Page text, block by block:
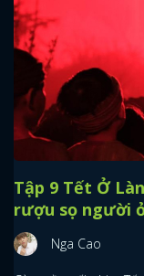
Tập 9 Tết Ở
rượu sọ người
Nga Cao